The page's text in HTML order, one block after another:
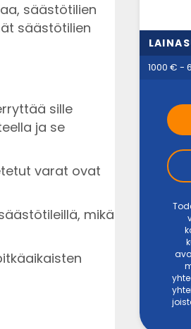
säästötilien
säästötilien
sille
ja se
varat ovat
mikä
1000 € -